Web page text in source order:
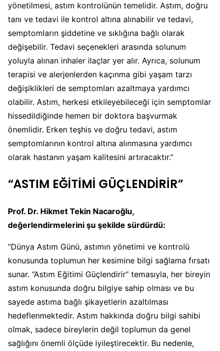
yönetilmesi, astım kontrolünün temelidir. Astım, doğru
tanı ve tedavi ile kontrol altına alınabilir ve tedavi,
semptomların şiddetine ve sıklığına bağlı olarak
değişebilir. Tedavi seçenekleri arasında solunum
yoluyla alınan inhaler ilaçlar yer alır. Ayrıca, solunum
terapisi ve alerjenlerden kaçınma gibi yaşam tarzı
değişiklikleri de semptomları azaltmaya yardımcı
olabilir. Astım, herkesi etkileyebileceği için semptomlar
hissedildiğinde hemen bir doktora başvurmak
önemlidir. Erken teşhis ve doğru tedavi, astım
semptomlarının kontrol altına alınmasına yardımcı
olarak hastanın yaşam kalitesini artıracaktır.”
“ASTIM EĞİTİMİ GÜÇLENDİRİR”
Prof. Dr. Hikmet Tekin Nacaroğlu,
değerlendirmelerini şu şekilde sürdürdü:
“Dünya Astım Günü, astımın yönetimi ve kontrolü
konusunda toplumun her kesimine bilgi sağlama fırsatı
sunar. “Astım Eğitimi Güçlendirir” temasıyla, her bireyin
astım konusunda doğru bilgiye sahip olması ve bu
sayede astıma bağlı şikayetlerin azaltılması
hedeflenmektedir. Astım hakkında doğru bilgi sahibi
olmak, sadece bireylerin değil toplumun da genel
sağlığını önemli ölçüde iyileştirecektir. Bu nedenle,